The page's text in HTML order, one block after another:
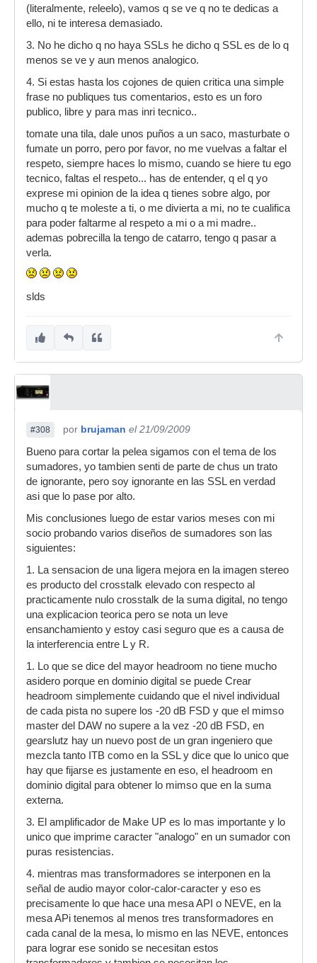
(literalmente, releelo), vamos q se ve q no te dedicas a
ello, ni te interesa demasiado.
3. No he dicho q no haya SSLs he dicho q SSL es de lo q
menos se ve y aun menos analogico.
4. Si estas hasta los cojones de quien critica una simple
frase no publiques tus comentarios, esto es un foro
publico, libre y para mas inri tecnico..
tomate una tila, dale unos puños a un saco, masturbate o
fumate un porro, pero por favor, no me vuelvas a faltar el
respeto, siempre haces lo mismo, cuando se hiere tu ego
tecnico, faltas el respeto... has de entender, q el q yo
exprese mi opinion de la idea q tienes sobre algo, por
mucho q te moleste a ti, o me divierta a mi, no te cualifica
para poder faltarme al respeto a mi o a mi madre..
ademas pobrecilla la tengo de catarro, tengo q pasar a
verla.
slds
#308 por brujaman el 21/09/2009
Bueno para cortar la pelea sigamos con el tema de los
sumadores, yo tambien senti de parte de chus un trato
de ignorante, pero soy ignorante en las SSL en verdad
asi que lo pase por alto.
Mis conclusiones luego de estar varios meses con mi
socio probando varios diseños de sumadores son las
siguientes:
1. La sensacion de una ligera mejora en la imagen stereo
es producto del crosstalk elevado con respecto al
practicamente nulo crosstalk de la suma digital, no tengo
una explicacion teorica pero se nota un leve
ensanchamiento y estoy casi seguro que es a causa de
la interferencia entre L y R.
1. Lo que se dice del mayor headroom no tiene mucho
asidero porque en dominio digital se puede Crear
headroom simplemente cuidando que el nivel individual
de cada pista no supere los -20 dB FSD y que el mimso
master del DAW no supere a la vez -20 dB FSD, en
gearslutz hay un nuevo post de un gran ingeniero que
mezcla tanto ITB como en la SSL y dice que lo unico que
hay que fijarse es justamente en eso, el headroom en
dominio digital para obtener lo mimso que en la suma
externa.
3. El amplificador de Make UP es lo mas importante y lo
unico que imprime caracter "analogo" en un sumador con
puras resistencias.
4. mientras mas transformadores se interponen en la
señal de audio mayor color-calor-caracter y eso es
precisamente lo que hace una mesa API o NEVE, en la
mesa APi tenemos al menos tres transformadores en
cada canal de la mesa, lo mismo en las NEVE, entonces
para lograr ese sonido se necesitan estos